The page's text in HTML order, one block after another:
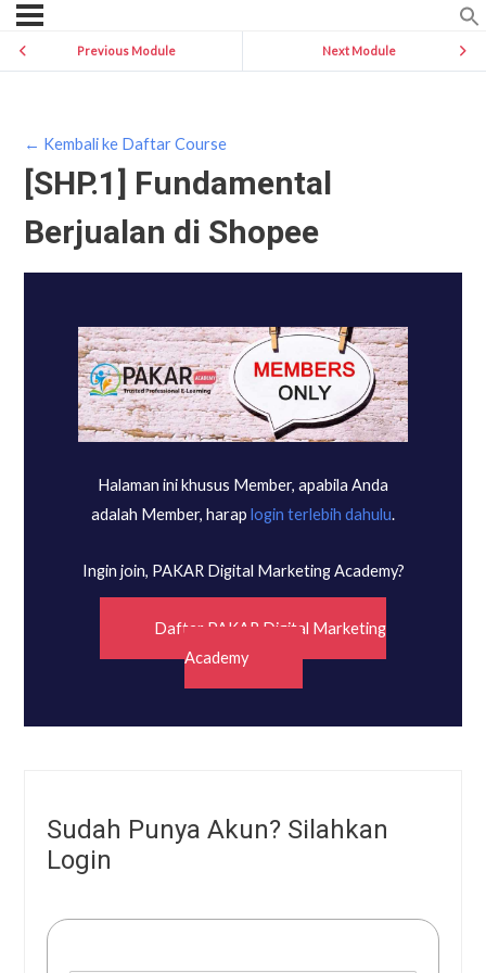
Previous Module Next Module
← Kembali ke Daftar Course
[SHP.1] Fundamental
Berjualan di Shopee
Halaman ini khusus Member, apabila Anda
adalah Member, harap login terlebih dahulu.
Ingin join, PAKAR Digital Marketing Academy?
Daftar PAKAR Digital Marketing
Academy
Sudah Punya Akun? Silahkan
Login